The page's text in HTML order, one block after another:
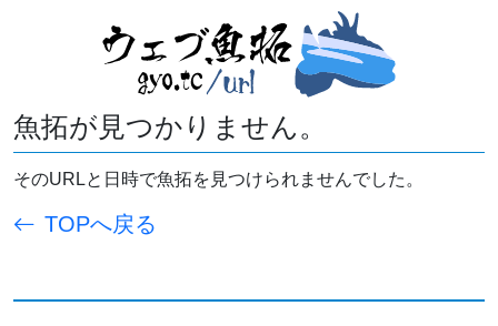
魚拓が見つかりません。
そのURLと日時で魚拓を見つけられませんでした。
TOPへ戻る